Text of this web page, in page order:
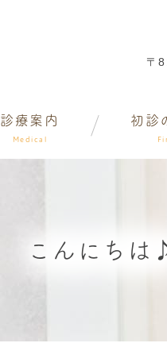
〒
診療案内
Medical
初診
こんにちは